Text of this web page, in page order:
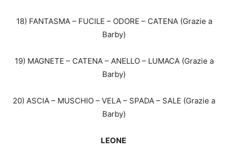
18) FANTASMA – FUCILE – ODORE – CATENA (Grazie a
Barby)
19) MAGNETE – CATENA – ANELLO – LUMACA (Grazie a
Barby)
20) ASCIA – MUSCHIO – VELA – SPADA – SALE (Grazie a
Barby)
LEONE